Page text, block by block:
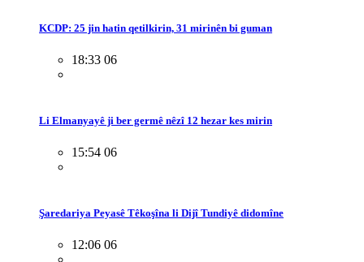
KCDP: 25 jin hatin qetilkirin, 31 mirinên bi guman
18:33 06
Li Elmanyayê ji ber germê nêzî 12 hezar kes mirin
15:54 06
Şaredariya Peyasê Têkoşîna li Dijî Tundiyê didomîne
12:06 06